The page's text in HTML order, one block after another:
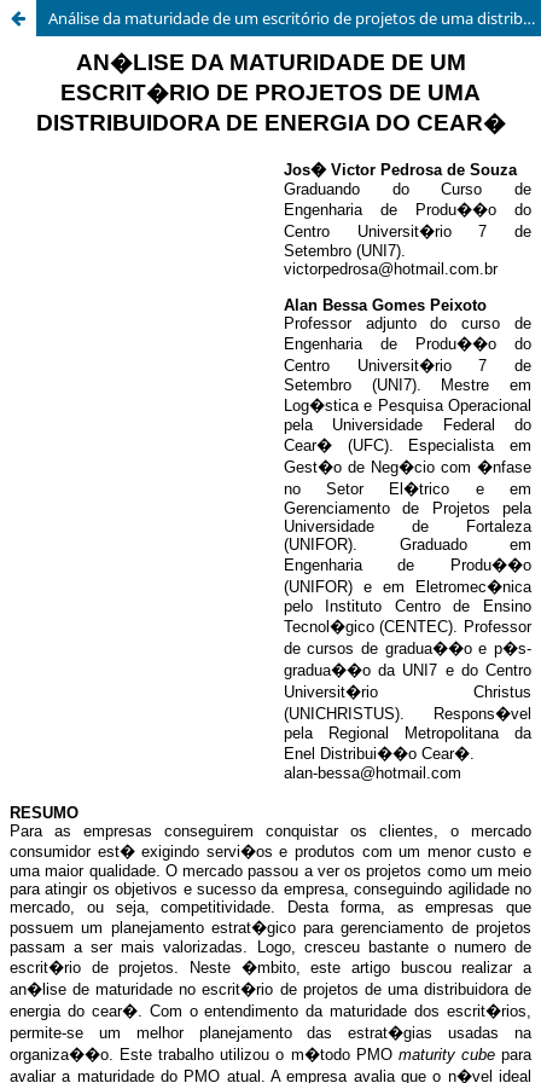
Análise da maturidade de um escritório de projetos de uma distribuidora de energia do Ceará